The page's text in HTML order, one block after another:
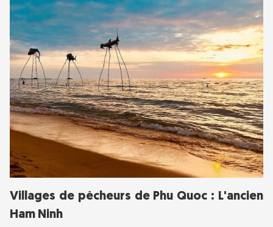
Villages de pêcheurs de Phu Quoc : L'ancien
Ham Ninh